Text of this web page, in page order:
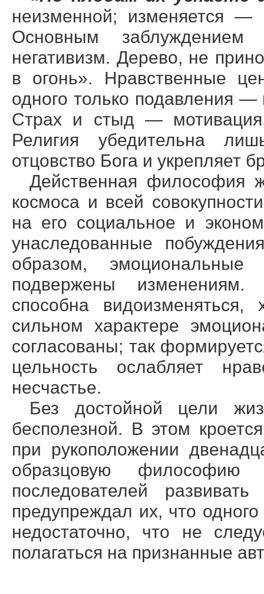
неизменной; изменяется —
Основным заблуждением
негативизм. Дерево, не
в огонь». Нравственные
одного только подавления
Страх и стыд — мотивация,
Религия убедительна
отцовство Бога и укрепляет
Действенная философия
космоса и всей
на его социальное и
унаследованные
образом,
подвержены изменениям.
способна
сильном характере
согласованы; так
цельность ослабляет
несчастье.
Без достойной цели
бесполезной. В этом
при рукоположении
образцовую
последователей
предупреждал их, что одного
недостаточно, что не
полагаться на признанные